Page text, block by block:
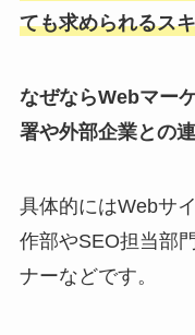
ても求められるス
なぜならWebマー
署や外部企業との
具体的にはWebサ
作部やSEO担当部
ナーなどです。